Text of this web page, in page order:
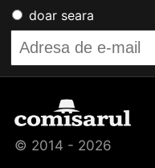
doar seara
© 2014 - 2026